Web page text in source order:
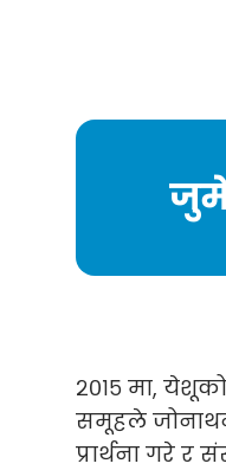
जुमे
२०१५ मा,
समूहले
प्रार्थना गरे